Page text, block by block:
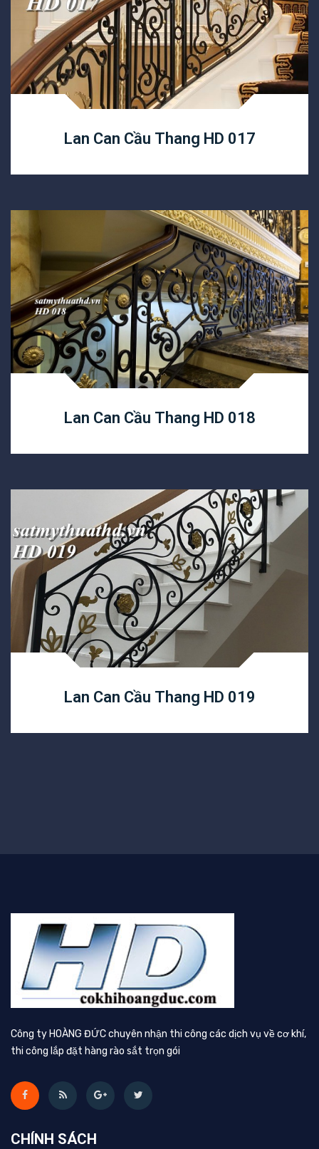
Lan Can Cầu Thang HD 017
Lan Can Cầu Thang HD 018
Lan Can Cầu Thang HD 019
Công ty HOÀNG ĐỨC chuyên nhận thi công các dịch vụ về cơ khí,
thi công lắp đặt hàng rào sắt trọn gói
CHÍNH SÁCH